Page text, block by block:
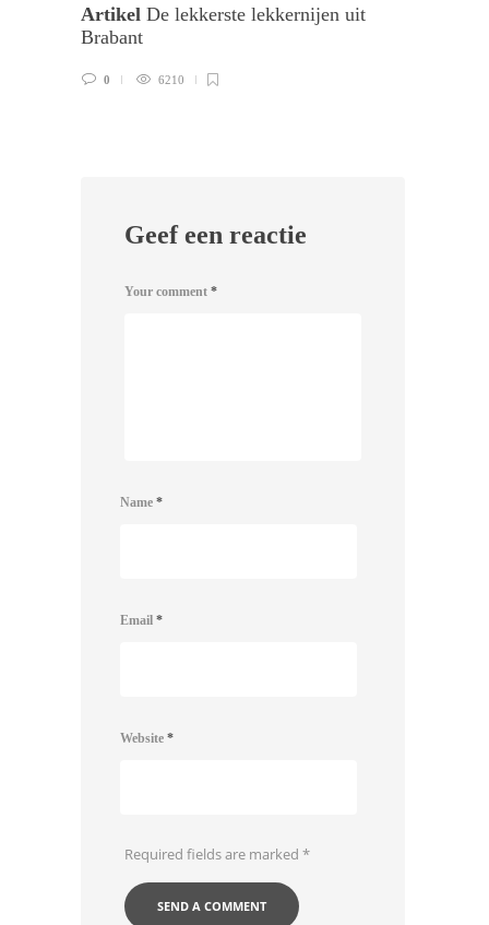
Artikel De lekkerste lekkernijen uit
Brabant
0 6210
Geef een reactie
Your comment *
Name *
Email *
Website *
Required fields are marked *